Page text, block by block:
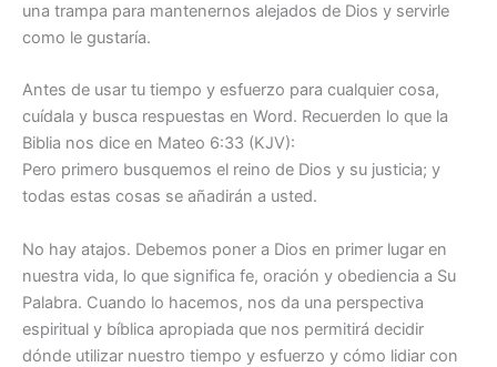
una trampa para mantenernos alejados de Dios y servirle
como le gustaría.
Antes de usar tu tiempo y esfuerzo para cualquier cosa,
cuídala y busca respuestas en Word. Recuerden lo que la
Biblia nos dice en Mateo 6:33 (KJV):
Pero primero busquemos el reino de Dios y su justicia; y
todas estas cosas se añadirán a usted.
No hay atajos. Debemos poner a Dios en primer lugar en
nuestra vida, lo que significa fe, oración y obediencia a Su
Palabra. Cuando lo hacemos, nos da una perspectiva
espiritual y bíblica apropiada que nos permitirá decidir
dónde utilizar nuestro tiempo y esfuerzo y cómo lidiar con